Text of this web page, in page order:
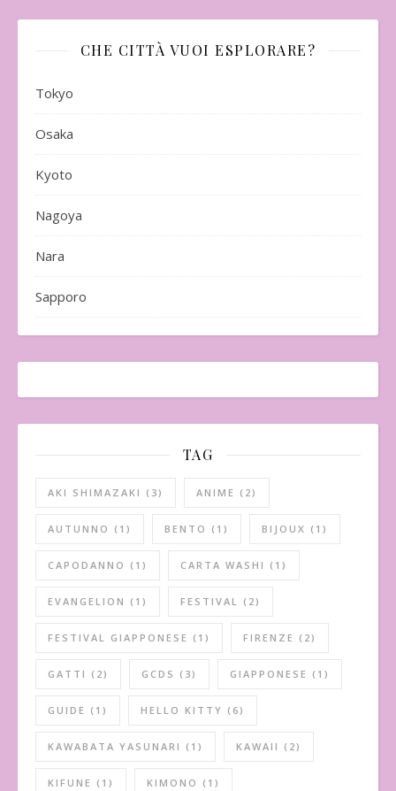
CHE CITTÀ VUOI ESPLORARE?
Tokyo
Osaka
Kyoto
Nagoya
Nara
Sapporo
TAG
AKI SHIMAZAKI (3) ANIME (2)
AUTUNNO (1) BENTO (1) BIJOUX (1)
CAPODANNO (1) CARTA WASHI (1)
EVANGELION (1) FESTIVAL (2)
FESTIVAL GIAPPONESE (1) FIRENZE (2)
GATTI (2) GCDS (3) GIAPPONESE (1)
GUIDE (1) HELLO KITTY (6)
KAWABATA YASUNARI (1) KAWAII (2)
KIFUNE (1) KIMONO (1)